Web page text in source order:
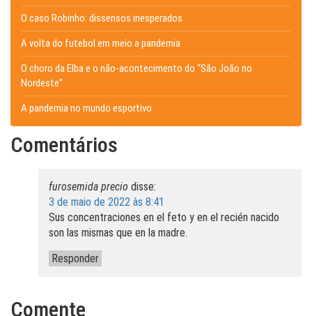
O caso Robinho: dissensos inesperados
A volta do futebol em meio a pandemia
O choro da Elba e o não-acontecimento do “São João no
Nordeste”
A pandemia no mundo esportivo
Comentários
furosemida precio disse:
3 de maio de 2022 às 8:41
Sus concentraciones en el feto y en el recién nacido
son las mismas que en la madre.
Responder
Comente